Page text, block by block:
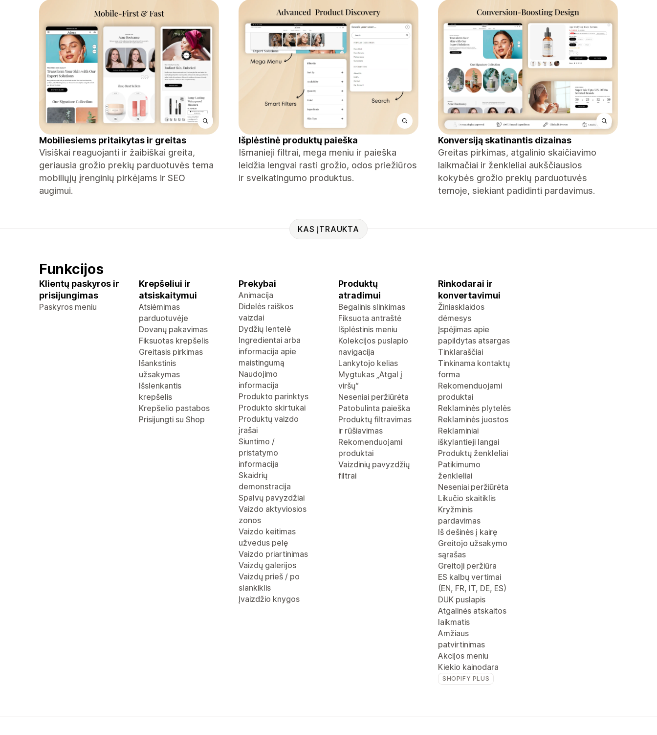
Mobiliesiems pritaikytas ir greitas
Visiškai reaguojanti ir žaibiškai greita,
geriausia grožio prekių parduotuvės tema
mobiliųjų įrenginių pirkėjams ir SEO
augimui.
Išplėstinė produktų paieška
Išmanieji filtrai, mega meniu ir paieška
leidžia lengvai rasti grožio, odos priežiūros
ir sveikatingumo produktus.
Konversiją skatinantis dizainas
Greitas pirkimas, atgalinio skaičiavimo
laikmačiai ir ženkleliai aukščiausios
kokybės grožio prekių parduotuvės
temoje, siekiant padidinti pardavimus.
KAS ĮTRAUKTA
Funkcijos
Klientų paskyros ir
prisijungimas
Paskyros meniu
Krepšeliui ir
atsiskaitymui
Atsiėmimas
parduotuvėje
Dovanų pakavimas
Fiksuotas krepšelis
Greitasis pirkimas
Išankstinis
užsakymas
Išslenkantis
krepšelis
Krepšelio pastabos
Prisijungti su Shop
Prekybai
Animacija
Didelės raiškos
vaizdai
Dydžių lentelė
Ingredientai arba
informacija apie
maistingumą
Naudojimo
informacija
Produkto parinktys
Produkto skirtukai
Produktų vaizdo
įrašai
Siuntimo /
pristatymo
informacija
Skaidrių
demonstracija
Spalvų pavyzdžiai
Vaizdo aktyviosios
zonos
Vaizdo keitimas
užvedus pelę
Vaizdo priartinimas
Vaizdų galerijos
Vaizdų prieš / po
slankiklis
Įvaizdžio knygos
Produktų
atradimui
Begalinis slinkimas
Fiksuota antraštė
Išplėstinis meniu
Kolekcijos puslapio
navigacija
Lankytojo kelias
Mygtukas „Atgal į
viršų“
Neseniai peržiūrėta
Patobulinta paieška
Produktų filtravimas
ir rūšiavimas
Rekomenduojami
produktai
Vaizdinių pavyzdžių
filtrai
Rinkodarai ir
konvertavimui
Žiniasklaidos
dėmesys
Įspėjimas apie
papildytas atsargas
Tinklaraščiai
Tinkinama kontaktų
forma
Rekomenduojami
produktai
Reklaminės plytelės
Reklaminės juostos
Reklaminiai
iškylantieji langai
Produktų ženkleliai
Patikimumo
ženkleliai
Neseniai peržiūrėta
Likučio skaitiklis
Kryžminis
pardavimas
Iš dešinės į kairę
Greitojo užsakymo
sąrašas
Greitoji peržiūra
ES kalbų vertimai
(EN, FR, IT, DE, ES)
DUK puslapis
Atgalinės atskaitos
laikmatis
Amžiaus
patvirtinimas
Akcijos meniu
Kiekio kainodara
SHOPIFY PLUS